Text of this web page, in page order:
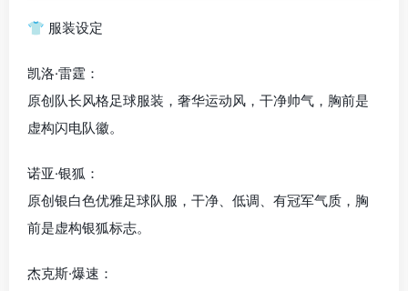
👕 服装设定
凯洛·雷霆：
原创队长风格足球服装，奢华运动风，干净帅气，胸前是
虚构闪电队徽。
诺亚·银狐：
原创银白色优雅足球队服，干净、低调、有冠军气质，胸
前是虚构银狐标志。
杰克斯·爆速：